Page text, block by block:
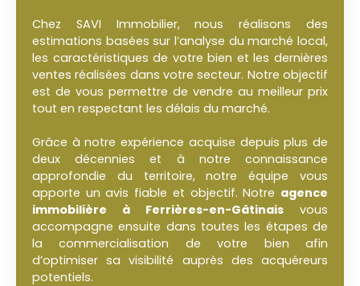
Chez SAVI Immobilier, nous réalisons des
estimations basées sur l’analyse du marché local,
les caractéristiques de votre bien et les dernières
ventes réalisées dans votre secteur. Notre objectif
est de vous permettre de vendre au meilleur prix
tout en respectant les délais du marché.
Grâce à notre expérience acquise depuis plus de
deux décennies et à notre connaissance
approfondie du territoire, notre équipe vous
apporte un avis fiable et objectif. Notre agence
immobilière à Ferrières-en-Gâtinais vous
accompagne ensuite dans toutes les étapes de
la commercialisation de votre bien afin
d’optimiser sa visibilité auprès des acquéreurs
potentiels.